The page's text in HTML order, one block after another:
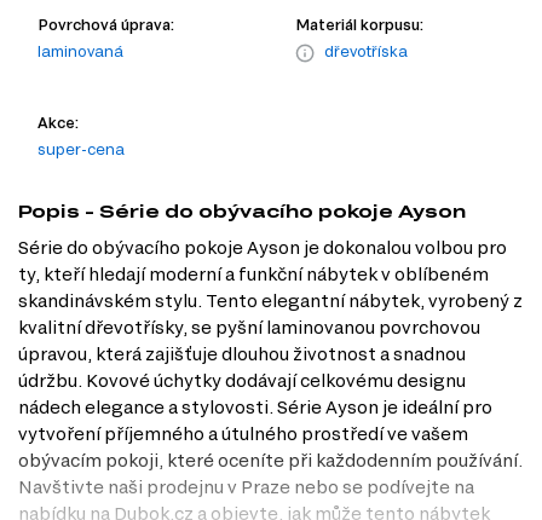
Povrchová úprava:
laminovaná
Materiál korpusu:
dřevotříska
Akce:
super-cena
Popis - Série do obývacího pokoje Ayson
Série do obývacího pokoje Ayson je dokonalou volbou pro
ty, kteří hledají moderní a funkční nábytek v oblíbeném
skandinávském stylu. Tento elegantní nábytek, vyrobený z
kvalitní dřevotřísky, se pyšní laminovanou povrchovou
úpravou, která zajišťuje dlouhou životnost a snadnou
údržbu. Kovové úchytky dodávají celkovému designu
nádech elegance a stylovosti. Série Ayson je ideální pro
vytvoření příjemného a útulného prostředí ve vašem
obývacím pokoji, které oceníte při každodenním používání.
Navštivte naši prodejnu v Praze nebo se podívejte na
nabídku na Dubok.cz a objevte, jak může tento nábytek